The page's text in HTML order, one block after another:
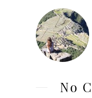
No